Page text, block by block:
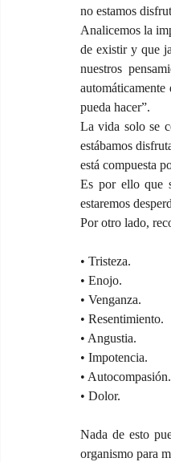
no estamos
Analicemos la
de existir y que
nuestros
pueda hacer”.
La vida solo se
estábamos
está compuesta
Es por ello que
estaremos
Por otro lado,
• Tristeza.
• Enojo.
• Venganza.
• Resentimiento.
• Angustia.
• Impotencia.
• Autocompasión.
• Dolor.
Nada de esto
organismo para